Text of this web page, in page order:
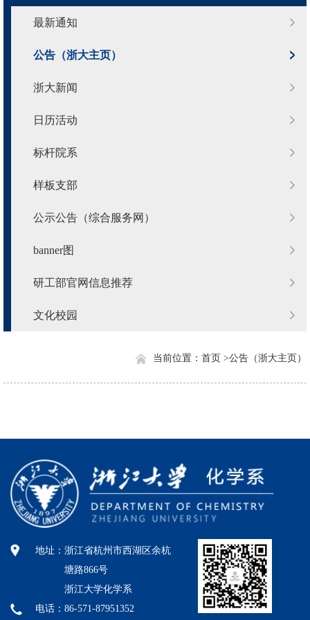
最新通知
公告（浙大主页）
浙大新闻
日历活动
标杆院系
样板支部
公示公告（综合服务网）
banner图
研工部官网信息推荐
文化校园
公告（浙大主页）
首页 >
当前位置：
地址： 浙江省杭州市西湖区余杭
塘路866号
浙江大学化学系
电话：86-571-87951352